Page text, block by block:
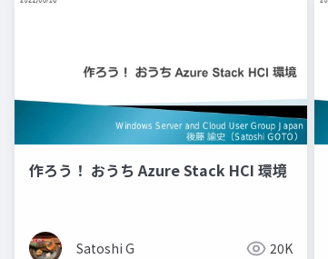
作ろう！ おうち Azure Stack HCI 環境
Satoshi G 20K